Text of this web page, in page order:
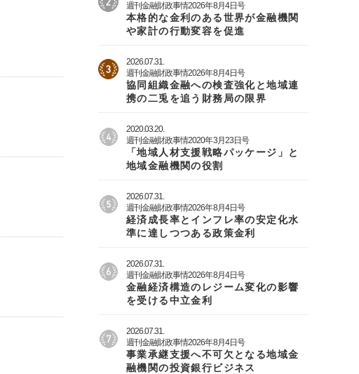
週刊金融財政事情2026年8月4日号
本格的な金利のある世界が金融機関
や家計の行動変容を促進
2026.07.31.
週刊金融財政事情2026年8月4日号
協同組織金融への検査強化と地域連
携の二兎を追う財務局の限界
2020.03.20.
週刊金融財政事情2020年3月23日号
「地域人材支援戦略パッケージ」と
地域金融機関の役割
2026.07.31.
週刊金融財政事情2026年8月4日号
経済成長率とインフレ率の安定化水
準に達しつつある政策金利
2026.07.31.
週刊金融財政事情2026年8月4日号
金融経済構造のレジーム変化の影響
を受ける中立金利
2026.07.31.
週刊金融財政事情2026年8月4日号
事業承継支援へ不可欠となる地域金
融機関の投資銀行ビジネス